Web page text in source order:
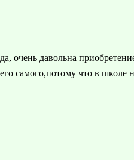
очень давольна
самого,потому что в школе